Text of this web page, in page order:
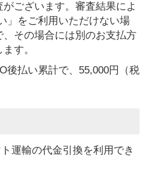
ございます。審査結果によ
」をご利用いただけない場
その場合には別のお支払方
す。
後払い累計で、55,000円（税
運輸の代金引換を利用でき